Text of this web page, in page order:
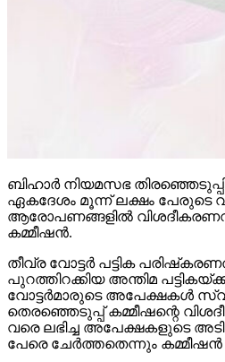
ബിഹാര്‍ നിയമസഭ
ഏകദേശം മൂന്ന് ലക്ഷം പേരുടെ
ആരോപണങ്ങളില്‍
കമ്മീഷന്‍.
തീവ്ര വോട്ടര്‍ പട്ടിക
പുറത്തിറക്കിയ അന്തിമ
വോട്ടര്‍മാരുടെ അപേക്ഷകള്‍
തെരഞ്ഞെടുപ്പ് കമ്മീഷന്റെ
വരെ ലഭിച്ച അപേക്ഷകളുടെ
പേരെ ചേര്‍ത്തതെന്നും കമ്മീഷന്‍